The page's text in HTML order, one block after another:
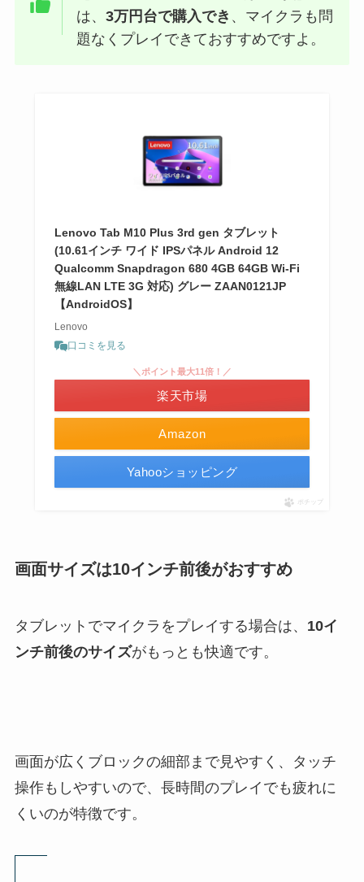
は、3万円台で購入でき 、マイクラも問
題なくプレイできておすすめですよ。
Lenovo Tab M10 Plus 3rd gen タブレット
(10.61インチ ワイド IPSパネル Android 12
Qualcomm Snapdragon 680 4GB 64GB Wi-Fi
無線LAN LTE 3G 対応) グレー ZAAN0121JP
【AndroidOS】
Lenovo
口コミを見る
Amazon
＼ポイント最大11倍！／
楽天市場
Yahooショッピング
ポチップ
画面サイズは10インチ前後がおすすめ
タブレットでマイクラをプレイする場合は、 10イ
ンチ前後のサイズがもっとも快適です。
画面が広くブロックの細部まで見やすく、タッチ
操作もしやすいので、長時間のプレイでも疲れに
くいのが特徴です。